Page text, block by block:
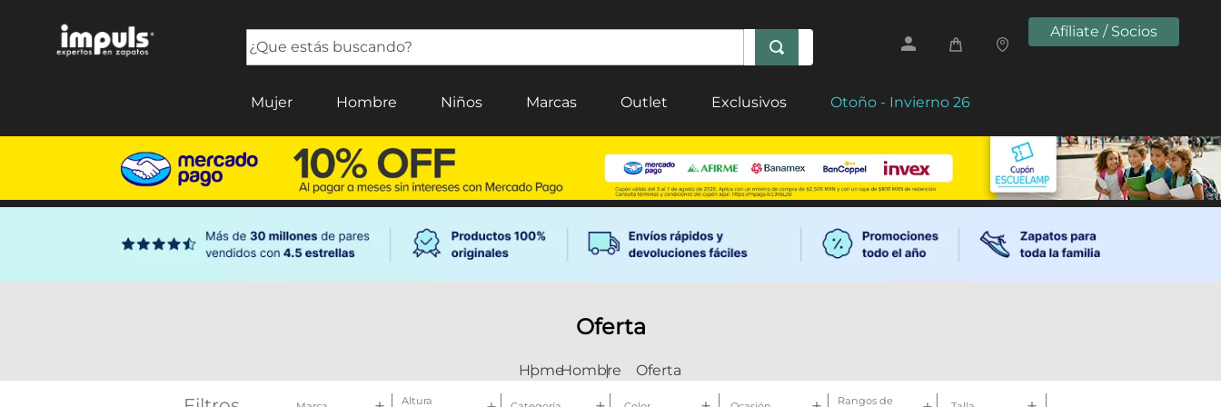
Afíliate / Socios
Mujer Hombre Niños Marcas Outlet Exclusivos Otoño - Invierno 26
Oferta
Hombre Oferta
Altura
Rangos de
sandalias mujer
tenis hombre